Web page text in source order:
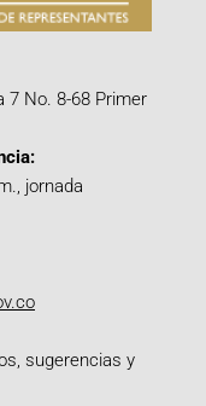
7 No. 8-68 Primer
jornada
sugerencias y